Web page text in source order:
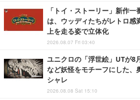
「トイ・ストーリー」新作
は、ウッディたちがレトロ感
上を走る姿で立体化
2026.08.07 Fri 03:40
ユニクロの「浮世絵」UTが8
など妖怪をモチーフにした、
シャレ
2026.08.08 Sat 15:10